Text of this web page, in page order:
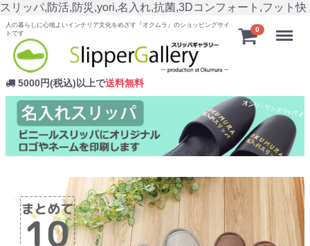
スリッパ,防活,防災,yori,名入れ,抗菌,3Dコンフォート,フット快
人の暮らしに心地よいインテリア文化をめざす『オクムラ』のショッピングサイ
トです
5000円(税込)以上で送料無料
0 Menu